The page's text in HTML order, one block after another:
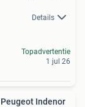
Details
Topadvertentie
1 jul 26
Indenor